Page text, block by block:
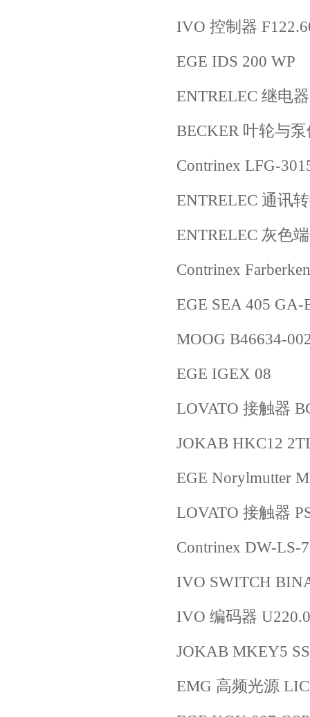
IVO 控制器
EGE IDS 200 WP
ENTRELEC 继电
BECKER 叶轮与
Contrinex LFG-
ENTRELEC 通讯
ENTRELEC 灰色
Contrinex
EGE SEA 405 GA-
MOOG B46634-
EGE IGEX 08
LOVATO 接触器
JOKAB HKC12
EGE Norylmutter
LOVATO 接触器
Contrinex DW-LS-
IVO SWITCH
IVO 编码器
JOKAB MKEY5
EMG 高频光源